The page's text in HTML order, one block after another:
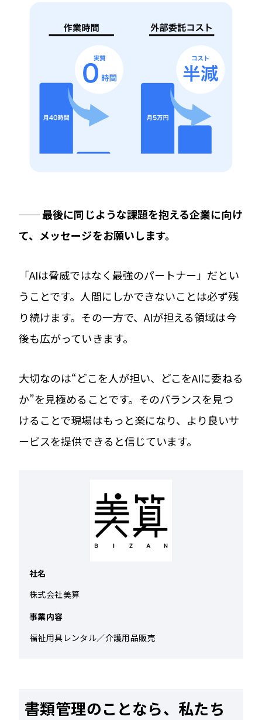
── 最後に同じような課題を抱える企業に向け
て、メッセージをお願いします。
「AIは脅威ではなく最強のパートナー」だとい
うことです。人間にしかできないことは必ず残
り続けます。その一方で、AIが担える領域は今
後も広がっていきます。
大切なのは“どこを人が担い、どこをAIに委ねる
か”を見極めることです。そのバランスを見つ
けることで現場はもっと楽になり、より良いサ
ービスを提供できると信じています。
社名
株式会社美算
事業内容
福祉用具レンタル／介護用品販売
書類管理のことなら、私たち